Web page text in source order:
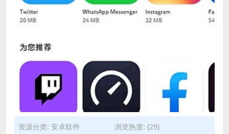
资源分类: 安卓软件
浏览热度: (29)